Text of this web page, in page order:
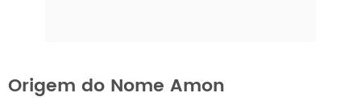
Origem do Nome Amon